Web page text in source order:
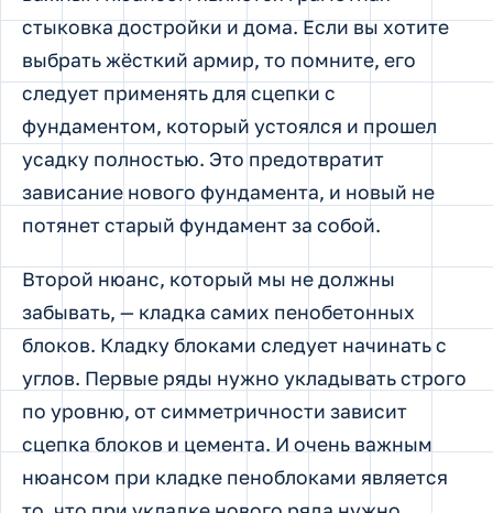
стыковка достройки и дома. Если вы хотите
выбрать жёсткий армир, то помните, его
следует применять для сцепки с
фундаментом, который устоялся и прошел
усадку полностью. Это предотвратит
зависание нового фундамента, и новый не
потянет старый фундамент за собой.
Второй нюанс, который мы не должны
забывать, — кладка самих пенобетонных
блоков. Кладку блоками следует начинать с
углов. Первые ряды нужно укладывать строго
по уровню, от симметричности зависит
сцепка блоков и цемента. И очень важным
нюансом при кладке пеноблоками является